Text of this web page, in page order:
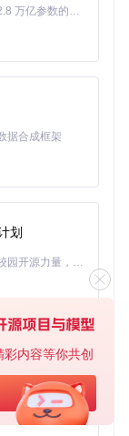
内容等你共创
惯与策略倾向
建议机制：
打牌策略
推荐
初期可能较为保
式的转换，支
Kimi K3 是Kimi能力最强的模型：这是一个拥有 2.8 万亿参数的混合专家（MoE）模型，具备原生视觉理解能力，并支持 100 万 token 的上下文窗口。
据合成框架
划
「源启盛夏」暑期校园开发者成长计划旨在激活校园开源力量，通过积分激励、认证扶持、资源倾斜等形式，引导高校组织和开发者完成「入驻 — 建项目 — 做贡献 — 获认证 — 得资源」的完整闭环。无论你是想带领社团入驻平台的组织者，还是希望用代码贡献证明自己的开发者，都能在这里找到属于你的成长路径。
基于Python的Xiaozhi AI，适用于想要完整Xiaozhi体验而无需拥有专用硬件的用户。